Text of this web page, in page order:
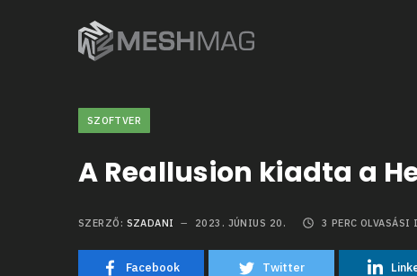
SZOFTVER
A Reallusion kiadta a
SZERZŐ: SZADANI 2023. JÚNIUS 20. 3 PERC OLVASÁSI
Facebook Twitter